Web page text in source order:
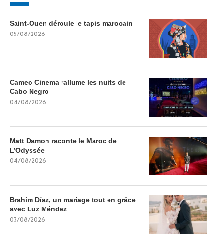
Saint-Ouen déroule le tapis marocain
05/08/2026
Cameo Cinema rallume les nuits de
Cabo Negro
04/08/2026
Matt Damon raconte le Maroc de
L’Odyssée
04/08/2026
Brahim Díaz, un mariage tout en grâce
avec Luz Méndez
03/08/2026